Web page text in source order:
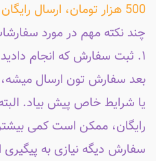
500 هزار تومان، ارسال رایگان هست...
چند نکته مهم در مورد
۱. ثبت سفارش که انجام
بعد سفارش تون ارسال
یا شرایط خاص پیش بیاد.
رایگان، ممکن است کمی
سفارش دیگه نیازی به